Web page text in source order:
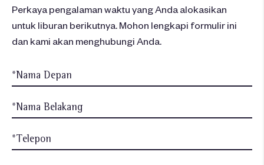
Perkaya pengalaman waktu yang Anda alokasikan
untuk liburan berikutnya. Mohon lengkapi formulir ini
dan kami akan menghubungi Anda.